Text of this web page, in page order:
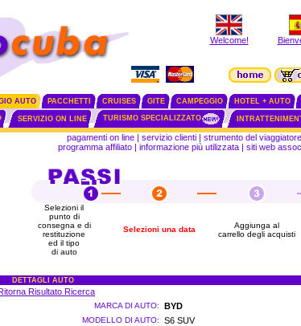
Welcome!
AUTO PACCHETTI CRUISES GITE CAMPEGGIO HOTEL + AUTO
SERVIZIO ON LINE TURISMO SPECIALIZZATO
pagamenti on line | servizio clienti | strumento del viaggiatore
programma affiliato| informazione più utilizzata| siti web
Selezioni il
punto di
consegna e di
restituzione
ed il tipo
di auto
Selezioni una data
Aggiunga al
carrello degli acquisti
DETTAGLI AUTO
Risultato Ricerca
MARCA DI AUTO: BYD
MODELLO DI AUTO: S6 SUV